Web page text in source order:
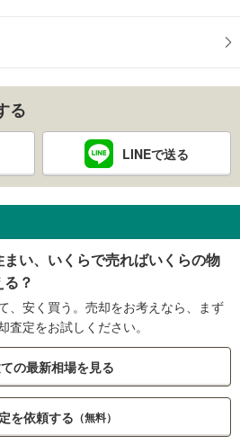
る
LINEで送る
まい、いくらで売ればいくらの物
？
、安く買う。売却をお考えなら、まず
査定をお試しください。
の最新相場を見る
を依頼する （無料）